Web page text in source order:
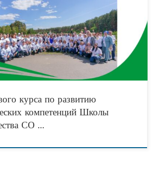
день наставничества Общественная Палата
запускает новый курс по развитию управленческих
СО НКО РТ! Дата: 17 января
курса по развитию
компетенций Школы
СО …